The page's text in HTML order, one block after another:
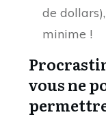
de
minime !
vous ne